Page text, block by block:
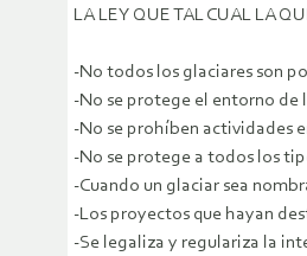
LA LEY QUE TAL CUAL LA
-No todos los glaciares son
-No se protege el entorno de
-No se prohíben actividades
-No se protege a todos los
-Cuando un glaciar sea
-Los proyectos que hayan
-Se legaliza y regulariza la